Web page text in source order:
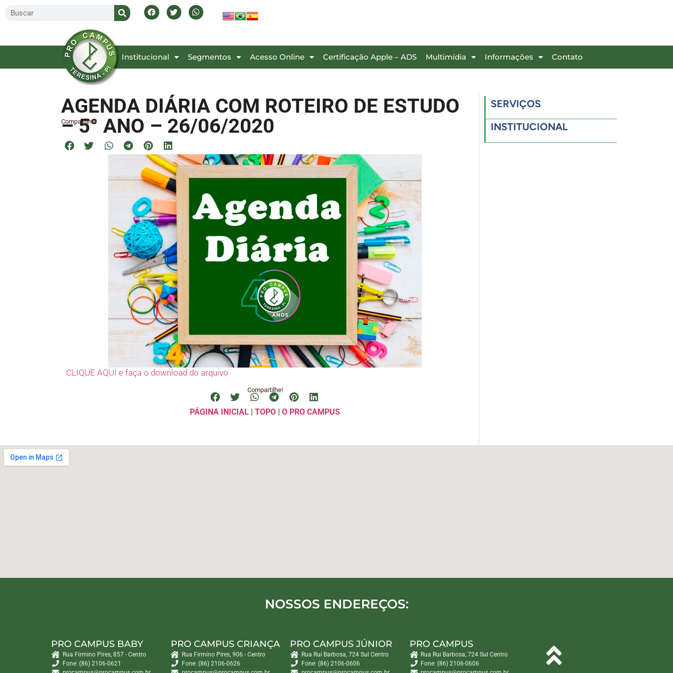
Inicial Institucional Segmentos Acesso Online Certificação Apple – ADS Multimídia Informações Contato
AGENDA DIÁRIA COM ROTEIRO DE ESTUDO
– 5° ANO – 26/06/2020
Compartilhe!
CLIQUE AQUI e faça o download do arquivo
Compartilhe!
PÁGINA INICIAL | TOPO | O PRO CAMPUS
SERVIÇOS
INSTITUCIONAL
NOSSOS ENDEREÇOS:
PRO CAMPUS BABY
Rua Firmino Pires, 857 - Centro
Fone: (86) 2106-0621
PRO CAMPUS CRIANÇA
Rua Firmino Pires, 906 - Centro
Fone: (86) 2106-0626
PRO CAMPUS JÚNIOR
Rua Rui Barbosa, 724 Sul Centro
Fone: (86) 2106-0606
PRO CAMPUS
Rua Rui Barbosa, 724 Sul Centro
Fone: (86) 2106-0606